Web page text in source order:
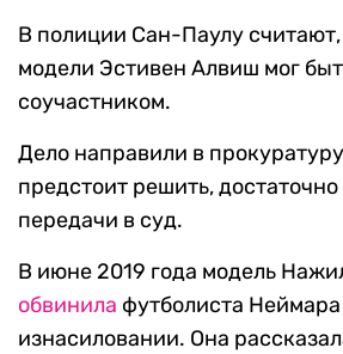
В полиции Сан-Паулу
модели Эстивен Алвиш мог
соучастником.
Дело направили в
предстоит решить, достаточно
передачи в суд.
В июне 2019 года модель
обвинила футболиста Неймара
изнасиловании. Она